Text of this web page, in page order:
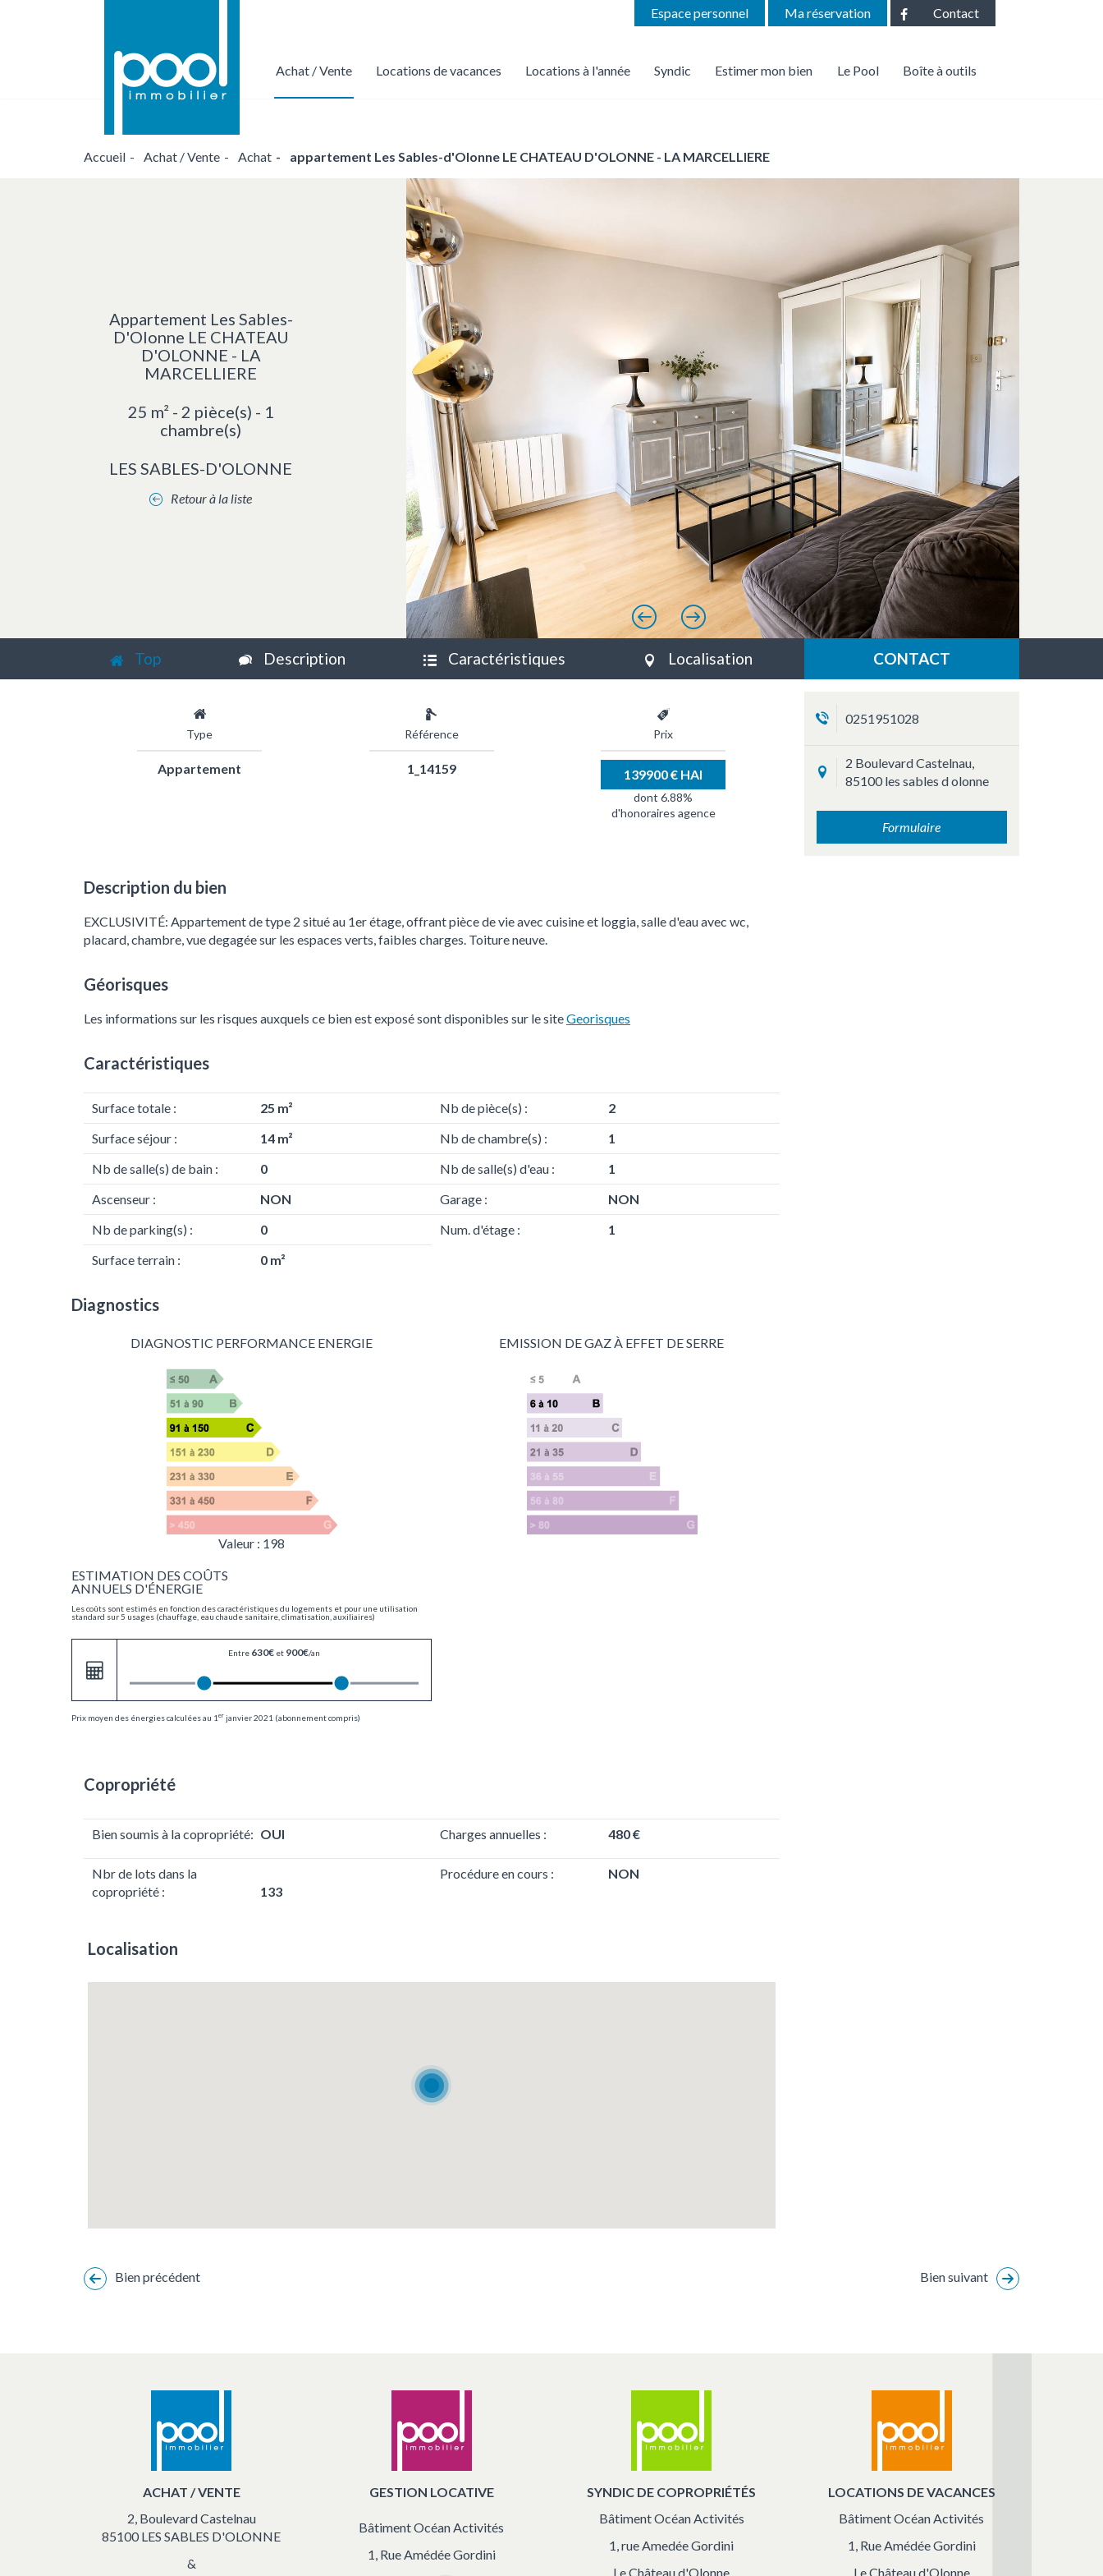
Espace personnel Ma réservation Facebook
Contact
Achat / Vente Locations de vacances Locations à l'année Syndic Estimer mon bien Le Pool Boîte à outils
Accueil Achat / Vente Achat appartement Les Sables-d'Olonne LE CHATEAU D'OLONNE - LA MARCELLIERE
Appartement Les Sables-
D'Olonne LE CHATEAU
D'OLONNE - LA
MARCELLIERE
25 m² - 2 pièce(s) - 1
chambre(s)
LES SABLES-D'OLONNE
Retour à la liste
Précédent
Suivant
Top Description Caractéristiques Localisation CONTACT
Type
Appartement
Référence
1_14159
Prix
139900 € HAI
dont 6.88%
d'honoraires agence
Description du bien
EXCLUSIVITÉ: Appartement de type 2 situé au 1er étage, offrant pièce de vie avec cuisine et loggia, salle d'eau avec wc,
placard, chambre, vue degagée sur les espaces verts, faibles charges. Toiture neuve.
Géorisques
Les informations sur les risques auxquels ce bien est exposé sont disponibles sur le siteGeorisques
Caractéristiques
Surface totale : 25 m² Nb de pièce(s) :
2
Surface séjour :
14 m² Nb de chambre(s) :
1
Nb de salle(s) de bain :
0 Nb de salle(s) d'eau :
1
Ascenseur :
NON Garage :
NON
Nb de parking(s) :
0 Num. d'étage :
1
Surface terrain :
0 m²
Diagnostics
DIAGNOSTIC PERFORMANCE ENERGIE
Valeur : 198
ESTIMATION DES COÛTS
ANNUELS D'ÉNERGIE
Les coûts sont estimés en fonction des caractéristiques du logements et pour une utilisation
standard sur 5 usages (chauffage, eau chaude sanitaire, climatisation, auxiliaires)
Entre 630€et 900€/an
Prix moyen des énergies calculées au 1 er janvier 2021 (abonnement compris)
EMISSION DE GAZ À EFFET DE SERRE
Copropriété
Bien soumis à la copropriété: OUI Charges annuelles : 480 €
Nbr de lots dans la
copropriété :
133
Procédure en cours : NON
Localisation
0251951028
2 Boulevard Castelnau,
85100 les sables d olonne
Formulaire
Bien précédent Bien suivant
ACHAT / VENTE
2, Boulevard Castelnau
85100 LES SABLES D'OLONNE
&
GESTION LOCATIVE
Bâtiment Océan Activités
1, Rue Amédée Gordini
SYNDIC DE COPROPRIÉTÉS
Bâtiment Océan Activités
1, rue Amedée Gordini
Le Château d'Olonne
LOCATIONS DE VACANCES
Bâtiment Océan Activités
1, Rue Amédée Gordini
Le Château d'Olonne